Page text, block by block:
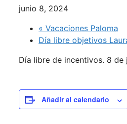
junio 8, 2024
« Vacaciones Paloma
Día libre objetivos
Día libre de incentivos. 8
Añadir al calendario